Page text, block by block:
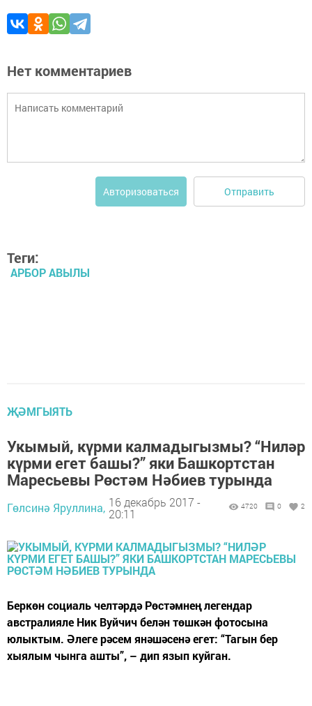
Нет комментариев
Авторизоваться Отправить
Теги:
АРБОР АВЫЛЫ
ҖӘМГЫЯТЬ
Укымый, күрми калмадыгызмы? “Ниләр
күрми егет башы?” яки Башкортстан
Маресьевы Рөстәм Нәбиев турында
Гөлсинә Яруллина, 16 декабрь 2017 -
20:11
4720 0 2
Беркөн социаль челтәрдә Рөстәмнең легендар
австралияле Ник Вуйчич белән төшкән фотосына
юлыктым. Әлеге рәсем янәшәсенә егет: “Тагын бер
хыялым чынга ашты”, – дип язып куйган.